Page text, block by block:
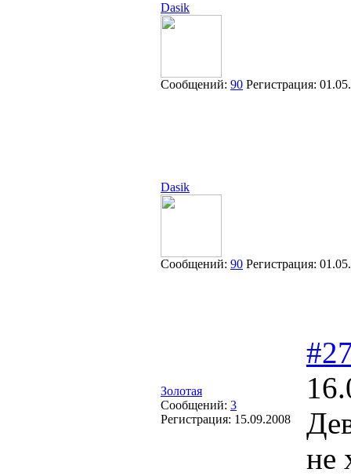
Dasik
Сообщений: 90 Регистрация:
Dasik
Сообщений: 90 Регистрация:
Золотая
Сообщений: 3
Регистрация: 15.09.2008
не